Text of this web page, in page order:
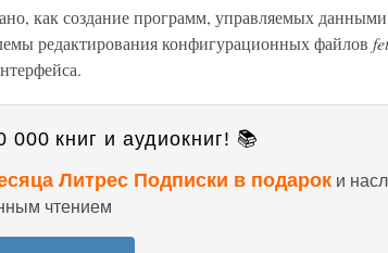
как создание программ, управляемых
редактирования конфигурационных файлов
000 книг и аудиокниг! 📚
Литрес Подписки в подарок и
чтением